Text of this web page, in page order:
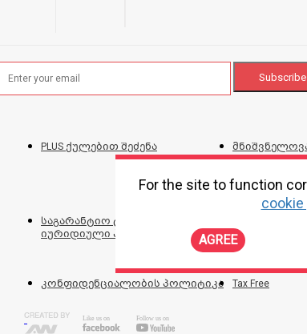
PLUS ქულებით შეძენა
საგარანტიო ტალონი
იურიდიული პირებისთვის
გადაცვლის
პოლიტიკა
კონფიდენციალობის პოლიტიკა Tax Free
For the site to function
cookie
AGREE